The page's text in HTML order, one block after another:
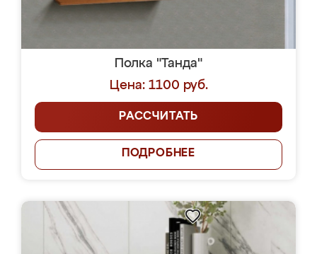
Полка "Танда"
Цена: 1100 руб.
РАССЧИТАТЬ
ПОДРОБНЕЕ